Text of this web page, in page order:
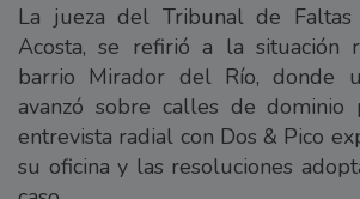
La jueza del Tribunal de Faltas
Acosta, se refirió a la situación
barrio Mirador del Río, donde
avanzó sobre calles de dominio
entrevista radial con Dos & Pico
su oficina y las resoluciones